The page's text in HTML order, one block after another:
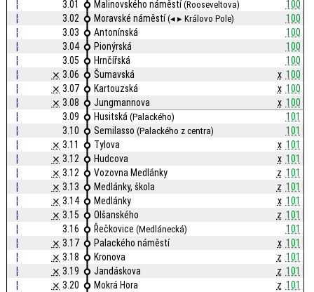
¦
3.01 Malinovského náměstí(Rooseveltova)
100
¦
3.02 Moravské náměstí(◂ ▸ Královo Pole)
100
¦
3.03 Antonínská
100
¦
3.04 Pionýrská
100
¦
3.05 Hrnčířská
100
¦
⨯ 3.06 Šumavská x 100
¦
⨯ 3.07 Kartouzská x 100
¦
⨯ 3.08 Jungmannova x 100
¦
3.09 Husitská(Palackého)
101
¦
3.10 Semilasso(Palackého z centra)
101
¦
⨯ 3.11 Tylova x 101
¦
⨯ 3.12 Hudcova x 101
¦
⨯ 3.12 Vozovna Medlánky z 101
¦
⨯ 3.13 Medlánky, škola z 101
¦
⨯ 3.14 Medlánky x 101
¦
⨯ 3.15 Olšanského z 101
¦
3.16 Řečkovice(Medlánecká)
101
¦
⨯ 3.17 Palackého náměstí x 101
¦
⨯ 3.18 Kronova z 101
¦
⨯ 3.19 Jandáskova z 101
¦
⨯ 3.20 Mokrá Hora z 101